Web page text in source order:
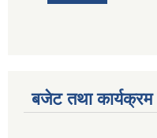
बजेट तथा कार्यक्रम